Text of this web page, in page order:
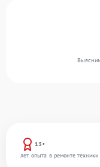
13+
лет опыта в ремонте техники